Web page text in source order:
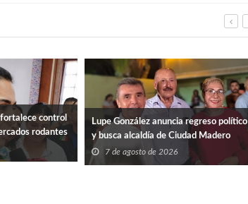
control
rodantes
Lupe González anuncia regreso político
y busca alcaldía de Ciudad Madero
7 de agosto de 2026